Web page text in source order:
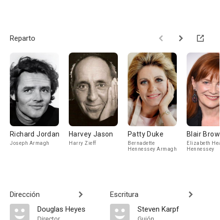
Reparto
Richard Jordan
Joseph Armagh
Harvey Jason
Harry Zieff
Patty Duke
Bernadette
Hennessey Armagh
Blair
Elizabeth
Hennessey
Dirección
Douglas Heyes
Escritura
Steven Karpf